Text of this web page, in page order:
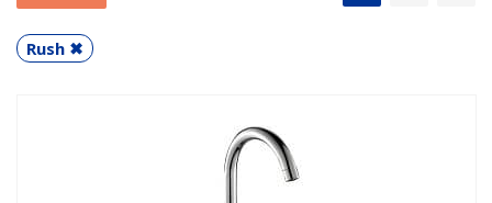
Rush ✖